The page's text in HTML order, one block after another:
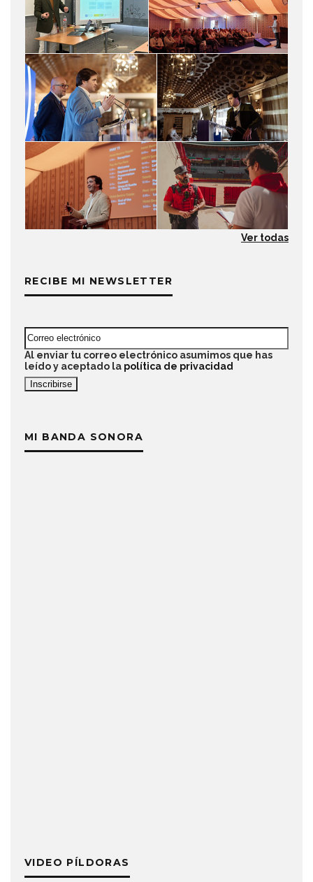
Ver todas
RECIBE MI NEWSLETTER
Al enviar tu correo electrónico asumimos que has
leído y aceptado la política de privacidad
MI BANDA SONORA
VIDEO PÍLDORAS